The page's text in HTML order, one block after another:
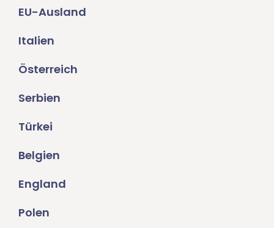
EU-Ausland
Italien
Österreich
Serbien
Türkei
Belgien
England
Polen